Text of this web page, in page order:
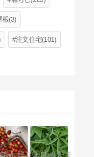
根(3)
注文住宅(101)